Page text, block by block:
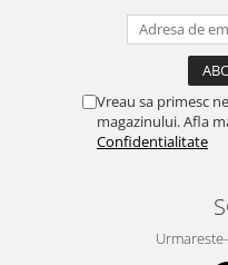
Vreau sa primesc
magazinului. Afla
Confidentialitate